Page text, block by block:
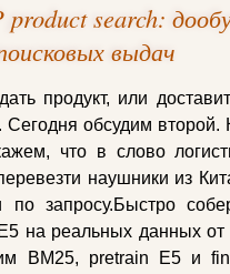
search:
выдач
продукт, или
обсудим второй.
что в слово
наушники из
по запросу.Быстро
на реальных данных
BM25, pretrain E5 и